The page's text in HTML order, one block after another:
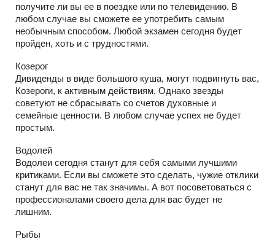
получите ли вы ее в поездке или по телевидению. В
любом случае вы сможете ее употребить самым
необычным способом. Любой экзамен сегодня будет
пройден, хоть и с трудностями.
Козерог
Дивиденды в виде большого куша, могут подвигнуть вас,
Козероги, к активным действиям. Однако звезды
советуют не сбрасывать со счетов духовные и
семейные ценности. В любом случае успех не будет
простым.
Водолей
Водолеи сегодня станут для себя самыми лучшими
критиками. Если вы сможете это сделать, чужие отклики
станут для вас не так значимы. А вот посоветоваться с
профессионалами своего дела для вас будет не
лишним.
Рыбы